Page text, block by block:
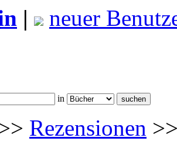
| neuer
in
Rezensionen